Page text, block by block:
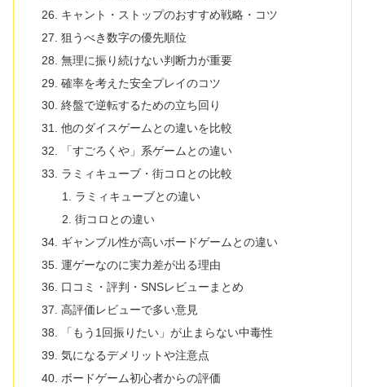
キャント・ストップのおすすめ戦略・コツ
狙うべき数字の優先順位
無理に振り続けない判断力が重要
確率を考えた安全プレイのコツ
終盤で逆転するための立ち回り
他のダイスゲームとの違いを比較
「すごろくや」系ゲームとの違い
ラミィキューブ・街コロとの比較
ラミィキューブとの違い
街コロとの違い
ギャンブル性が高いボードゲームとの違い
運ゲーなのに実力差が出る理由
口コミ・評判・SNSレビューまとめ
高評価レビューで多い意見
「もう1回振りたい」が止まらない中毒性
気になるデメリットや注意点
ボードゲーム初心者からの評価